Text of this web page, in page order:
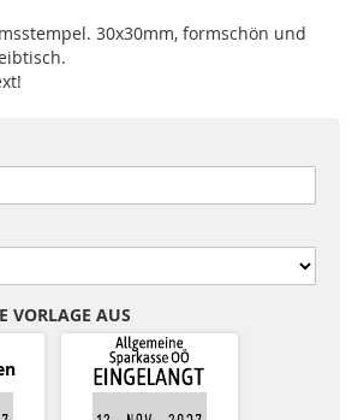
30x30mm, formschön und
VORLAGE AUS